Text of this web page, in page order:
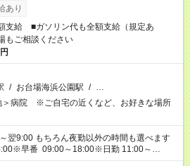
あり
支給 ■ガソリン代も全額支給（規定あ
もご相談ください
/ お台場海浜公園駅 / …
＞病院 ※ご自宅の近くなど、お好きな場所
翌9:00 もちろん夜勤以外の時間も選べます
早番 09:00～18:00※日勤 11:00～
、固定・選べる施設もあるので、ご希望が